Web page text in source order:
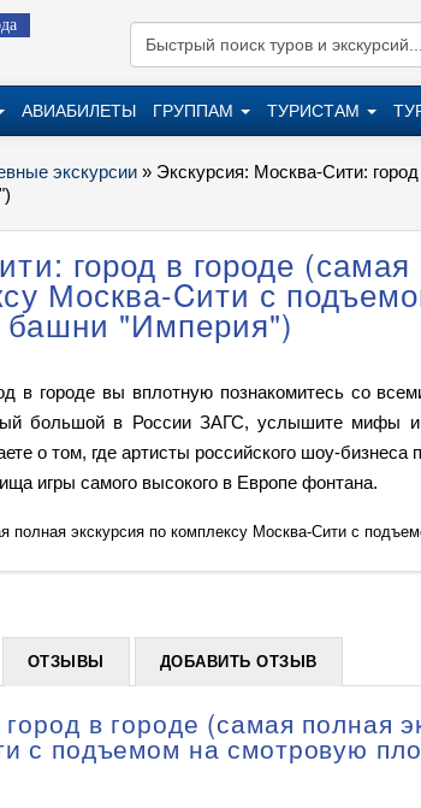
АВИАБИЛЕТЫ ГРУППАМ ТУРИСТАМ
экскурсии » Экскурсия: Москва-Сити:
город в городе (самая
Москва-Cити с
башни "Империя")
в городе вы вплотную познакомитесь со
большой в России ЗАГС, услышите мифы и
о том, где артисты российского шоу-бизнеса
игры самого высокого в Европе фонтана.
полная экскурсия по комплексу Москва-Cити с
ОТЗЫВЫ ДОБАВИТЬ ОТЗЫВ
в городе (самая полная
с подъемом на смотровую